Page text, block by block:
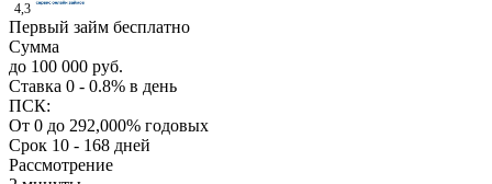
4,3
Первый займ бесплатно
Сумма
до 100 000 руб.
Ставка 0 - 0.8% в день
ПСК:
От 0 до 292,000% годовых
Срок 10 - 168 дней
Рассмотрение